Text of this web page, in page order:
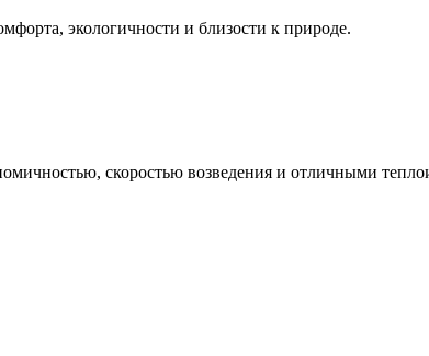
экологичности и близости к природе.
скоростью возведения и отличными